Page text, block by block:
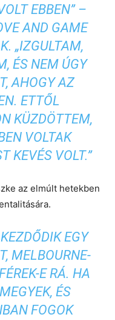
EBBEN” –
AND GAME
„IZGULTAM,
ÉS NEM ÚGY
AHOGY AZ
ETTŐL
KÜZDÖTTEM,
VOLTAK
KEVÉS VOLT.”
az elmúlt hetekben
EGY
MELBOURNE-
E RÁ. HA
ÉS
FOGOK